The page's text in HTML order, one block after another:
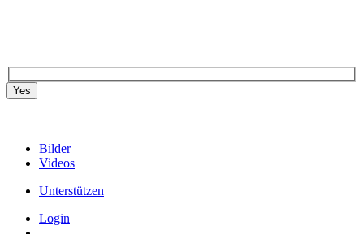
Yes
Bilder
Videos
Unterstützen
Login